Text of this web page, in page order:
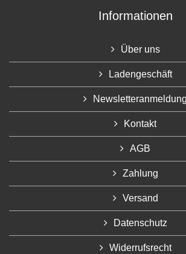
Informationen
Über uns
Ladengeschäft
Newsletteranmeldung
Kontakt
AGB
Zahlung
Versand
Datenschutz
Widerrufsrecht